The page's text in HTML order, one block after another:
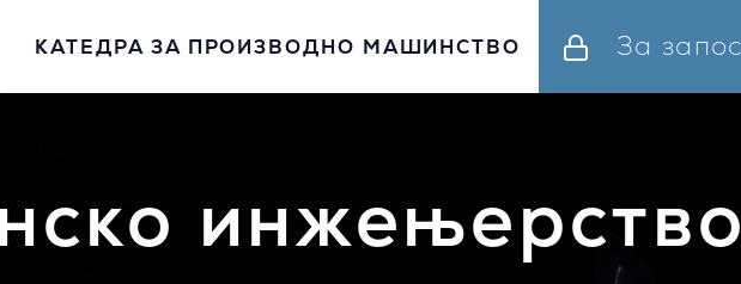
КАТЕДРА ЗА ПРОИЗВОДНО МАШИНСТВО За